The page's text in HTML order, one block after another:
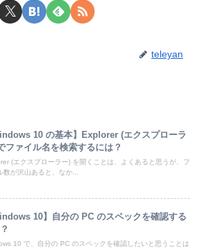
teleyan
10 の基本】Explorer (エクスプローラ
ファイル名を検索するには？
(エクスプローラー) を開くことは、よくあると思うが、フ
数が沢山あると、なか...
10】自分の PC のスペックを確認する
10 で、自分の PC のスペックを確認したいと思うことは